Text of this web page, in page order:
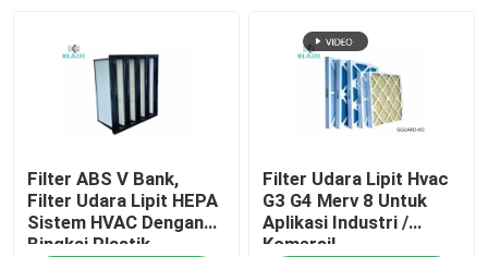
Filter ABS V Bank,
Filter Udara Lipit HEPA
Sistem HVAC Dengan
Bingkai Plastik
Filter Udara Lipit Hvac
G3 G4 Merv 8 Untuk
Aplikasi Industri /
Komersil